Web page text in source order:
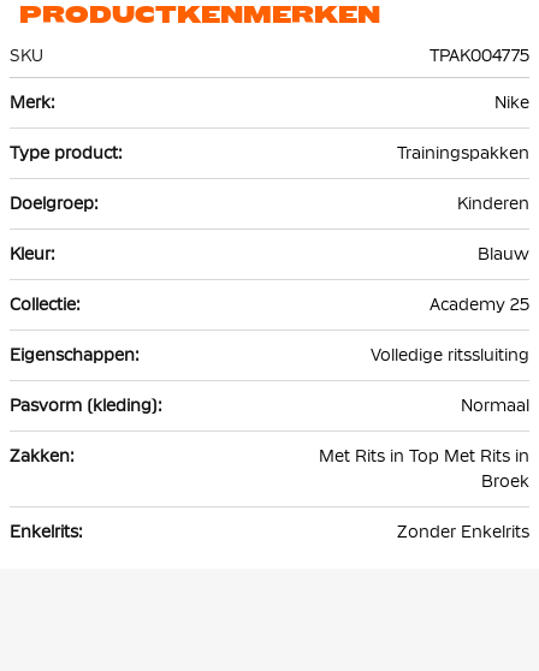
PRODUCTKENMERKEN
SKU
TPAK004775
informatie
Nike
Trainingspakken
Kinderen
Blauw
Academy 25
Volledige ritssluiting
Normaal
Met Rits in Top Met Rits in
Broek
Zonder Enkelrits